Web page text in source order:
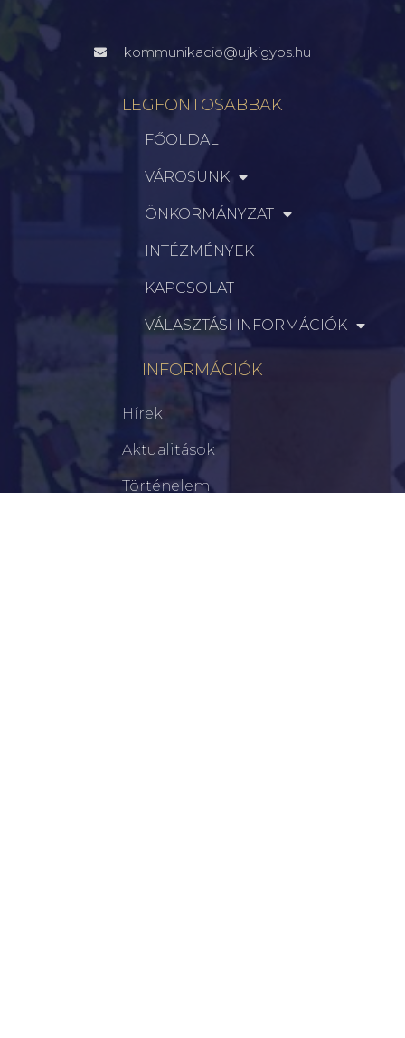
kommunikacio@ujkigyos.hu
LEGFONTOSABBAK
FŐOLDAL
VÁROSUNK
ÖNKORMÁNYZAT
INTÉZMÉNYEK
KAPCSOLAT
VÁLASZTÁSI INFORMÁCIÓK
INFORMÁCIÓK
Hírek
Aktualitások
Történelem